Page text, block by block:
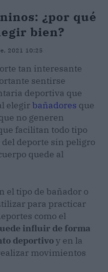
¿por qué
bien?
2021 10:25
tan interesante
sentirse
deportiva que
elegirbañadores que
no generen
facilitan todo tipo
deporte sin peligro
quede al
el tipo de bañador o
para practicar
como el
influir de forma
deportivoy en la
movimientos